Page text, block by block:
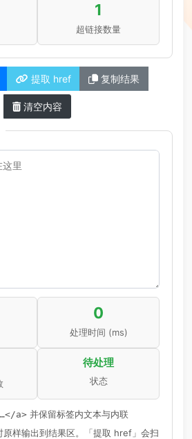
1
超链接数量
提取 href 复制结果
清空内容
0
处理时间 (ms)
待处理
状态
a> 并保留标签内文本与内联
原样输出到结果区。「提取 href」会扫